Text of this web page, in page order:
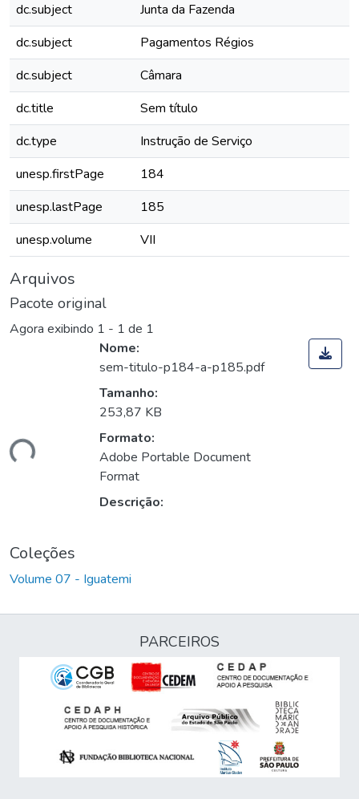
dc.subject
Junta da Fazenda
dc.subject
Pagamentos Régios
dc.subject
Câmara
dc.title
Sem título
dc.type
Instrução de Serviço
unesp.firstPage
184
unesp.lastPage
185
unesp.volume
VII
Arquivos
Pacote original
Agora exibindo 1 - 1 de 1
Nome:
sem-titulo-p184-a-p185.pdf
Tamanho:
253,87 KB
Formato:
Adobe Portable Document
Format
Descrição:
Coleções
Volume 07 - Iguatemi
PARCEIROS